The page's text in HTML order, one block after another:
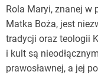
Rola Maryi, znanej w
Matka Boża, jest
tradycji oraz teologii
i kult są
prawosławnej, a jej